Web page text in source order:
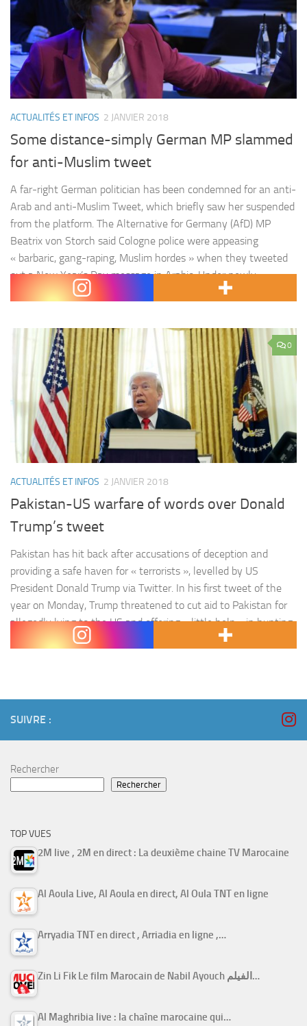
ACTUALITÉS ET INFOS 2 JANVIER 2018
Some distance-simply German MP slammed
for anti-Muslim tweet
A far-right German politician has been condemned for an anti-
Arab and anti-Muslim Tweet, which briefly saw her suspended
from the platform. The Alternative for Germany (AfD) MP
Beatrix von Storch said Cologne police were appeasing
« barbaric, gang-raping, Muslim hordes » when they tweeted
out a New Year’s Day message in Arabic. Under newly
introduced German hate…
0
ACTUALITÉS ET INFOS 2 JANVIER 2018
Pakistan-US warfare of words over Donald
Trump’s tweet
Pakistan has hit back after accusations of deception and
providing a safe haven for « terrorists », levelled by US
President Donald Trump via Twitter. In his first tweet of the
year on Monday, Trump threatened to cut aid to Pakistan for
allegedly lying to the US and offering « little help » in hunting
« terrorists » in Afghanistan. « The United States has…
SUIVRE :
Rechercher
Rechercher
TOP VUES
2M live , 2M en direct : La deuxième chaine TV Marocaine
Al Aoula Live, Al Aoula en direct, Al Oula TNT en ligne
Arryadia TNT en direct , Arriadia en ligne ,…
Zin Li Fik Le film Marocain de Nabil Ayouch الفيلم…
Al Maghribia live : la chaîne marocaine qui…